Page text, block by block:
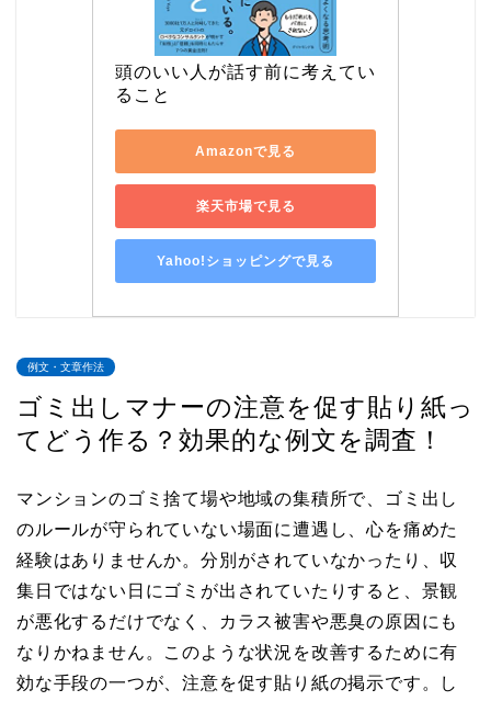
頭のいい人が話す前に考えてい
ること
Amazonで見る
楽天市場で見る
Yahoo!ショッピングで見る
例文・文章作法
ゴミ出しマナーの注意を促す貼り紙っ
てどう作る？効果的な例文を調査！
マンションのゴミ捨て場や地域の集積所で、ゴミ出し
のルールが守られていない場面に遭遇し、心を痛めた
経験はありませんか。分別がされていなかったり、収
集日ではない日にゴミが出されていたりすると、景観
が悪化するだけでなく、カラス被害や悪臭の原因にも
なりかねません。このような状況を改善するために有
効な手段の一つが、注意を促す貼り紙の掲示です。し